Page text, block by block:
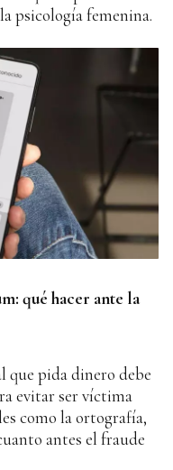
psicología femenina.
qué hacer ante la
que pida dinero debe
evitar ser víctima
como la ortografía,
antes el fraude